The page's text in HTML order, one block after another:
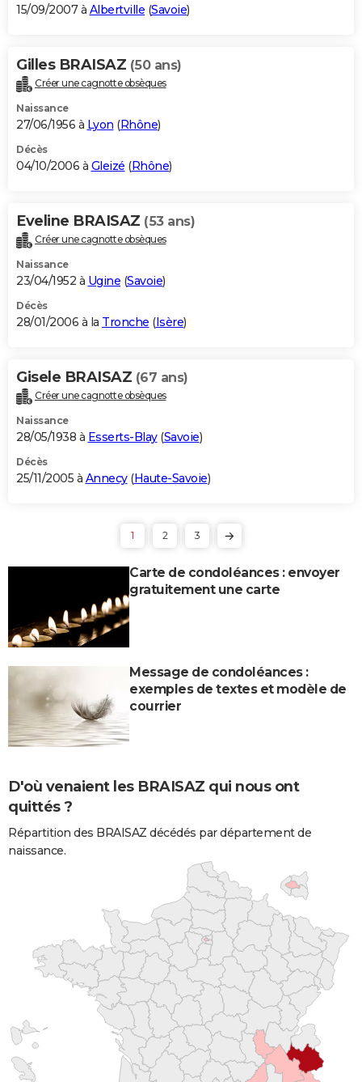
15/09/2007 à Albertville (Savoie)
Gilles BRAISAZ (50 ans)
Créer une cagnotte obsèques
Naissance
27/06/1956 à Lyon (Rhône)
Décès
04/10/2006 à Gleizé (Rhône)
Eveline BRAISAZ (53 ans)
Créer une cagnotte obsèques
Naissance
23/04/1952 à Ugine (Savoie)
Décès
28/01/2006 à la Tronche (Isère)
Gisele BRAISAZ (67 ans)
Créer une cagnotte obsèques
Naissance
28/05/1938 à Esserts-Blay(Savoie)
Décès
25/11/2005 à Annecy(Haute-Savoie)
1 2 3
Carte de condoléances : envoyer
gratuitement une carte
Message de condoléances :
exemples de textes et modèle de
courrier
D'où venaient les BRAISAZ qui nous ont
quittés ?
Répartition des BRAISAZ décédés par département de
naissance.